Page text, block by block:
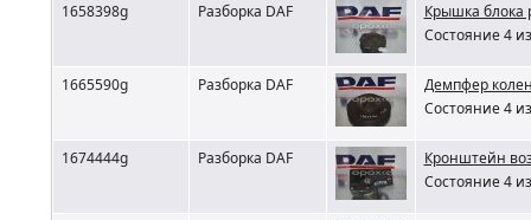
1658398g Разборка DAF
Крышка блока
Состояние 4
1665590g Разборка DAF
Демпфер
Состояние 4
1674444g Разборка DAF
Кронштейн
Состояние 4